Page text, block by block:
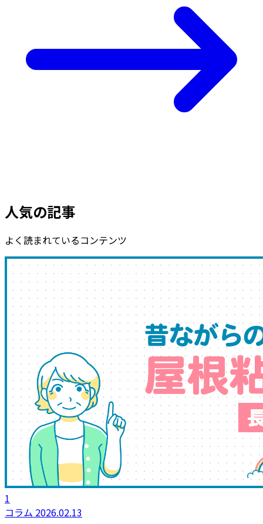
人気の記事
よく読まれているコンテンツ
1
コラム 2026.02.13